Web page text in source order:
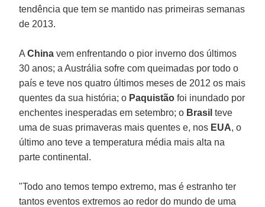
tendência que tem se mantido nas primeiras semanas
de 2013.
AChinavem enfrentando o pior inverno dos últimos
30 anos; a Austrália sofre com queimadas por todo o
país e teve nos quatro últimos meses de 2012 os mais
quentes da sua história; o Paquistãofoi inundado por
enchentes inesperadas em setembro; o Brasilteve
uma de suas primaveras mais quentes e, nos EUA, o
último ano teve a temperatura média mais alta na
parte continental.
"Todo ano temos tempo extremo, mas é estranho ter
tantos eventos extremos ao redor do mundo de uma